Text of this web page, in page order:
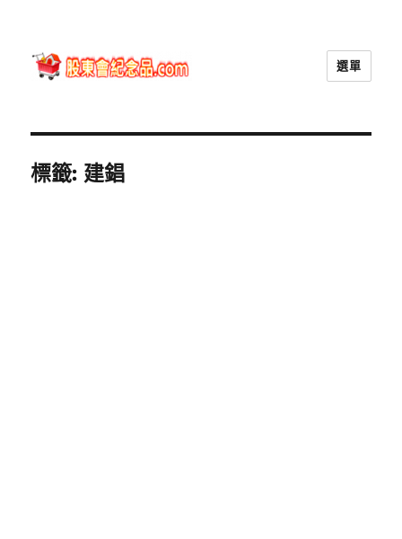
選單
標籤: 建錩